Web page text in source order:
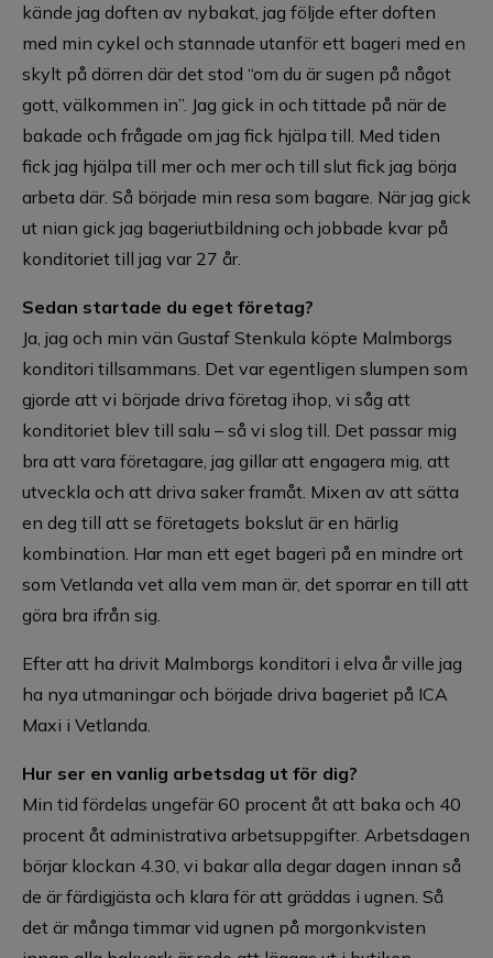
kände jag doften av nybakat, jag följde efter doften
med min cykel och stannade utanför ett bageri med en
skylt på dörren där det stod “om du är sugen på något
gott, välkommen in”. Jag gick in och tittade på när de
bakade och frågade om jag fick hjälpa till. Med tiden
fick jag hjälpa till mer och mer och till slut fick jag börja
arbeta där. Så började min resa som bagare. När jag gick
ut nian gick jag bageriutbildning och jobbade kvar på
konditoriet till jag var 27 år.
Sedan startade du eget företag?
Ja, jag och min vän Gustaf Stenkula köpte Malmborgs
konditori tillsammans. Det var egentligen slumpen som
gjorde att vi började driva företag ihop, vi såg att
konditoriet blev till salu – så vi slog till. Det passar mig
bra att vara företagare, jag gillar att engagera mig, att
utveckla och att driva saker framåt. Mixen av att sätta
en deg till att se företagets bokslut är en härlig
kombination. Har man ett eget bageri på en mindre ort
som Vetlanda vet alla vem man är, det sporrar en till att
göra bra ifrån sig.
Efter att ha drivit Malmborgs konditori i elva år ville jag
ha nya utmaningar och började driva bageriet på ICA
Maxi i Vetlanda.
Hur ser en vanlig arbetsdag ut för dig?
Min tid fördelas ungefär 60 procent åt att baka och 40
procent åt administrativa arbetsuppgifter. Arbetsdagen
börjar klockan 4.30, vi bakar alla degar dagen innan så
de är färdigjästa och klara för att gräddas i ugnen. Så
det är många timmar vid ugnen på morgonkvisten